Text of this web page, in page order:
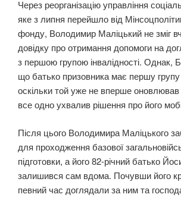
Через реорганізацію управління
яке з липня перейшло від
фонду, Володимир Маліцький не зміг
довідку про отримання допомоги на
з першою групою інвалідності. Однак,
що батько призовника має першу групу
оскільки той уже не вперше оновлював
все одно ухвалив рішення про його
Після цього Володимира Маліцького
для проходження базової
підготовки, а його 82-річний батько
залишився сам вдома. Почувши його
певний час доглядали за ним та